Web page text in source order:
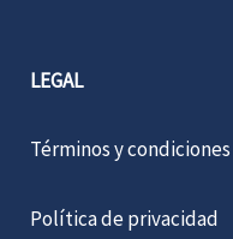
LEGAL
Términos y condiciones
Política de privacidad